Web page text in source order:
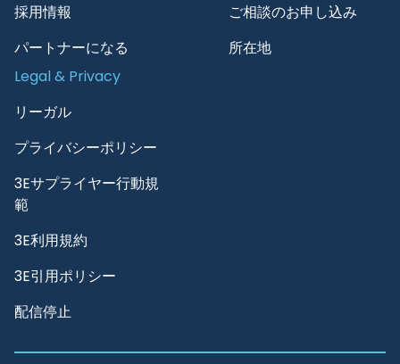
採用情報
パートナーになる
ご相談のお申し込み
所在地
Legal & Privacy
リーガル
プライバシーポリシー
3Eサプライヤー行動規
範
3E利用規約
3E引用ポリシー
配信停止